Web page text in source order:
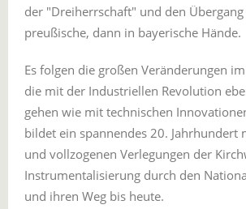
der "Dreiherrschaft" und den
preußische, dann in bayerische Hände.
Es folgen die großen Veränderungen
die mit der Industriellen Revolution
gehen wie mit technischen
bildet ein spannendes 20. Jahrhundert
und vollzogenen Verlegungen der
Instrumentalisierung durch den
und ihren Weg bis heute.